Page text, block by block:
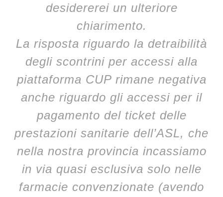
desidererei un ulteriore
chiarimento.
La risposta riguardo la detraibilità
degli scontrini per accessi alla
piattaforma CUP rimane negativa
anche riguardo gli accessi per il
pagamento del ticket delle
prestazioni sanitarie dell’ASL, che
nella nostra provincia incassiamo
in via quasi esclusiva solo nelle
farmacie convenzionate (avendo